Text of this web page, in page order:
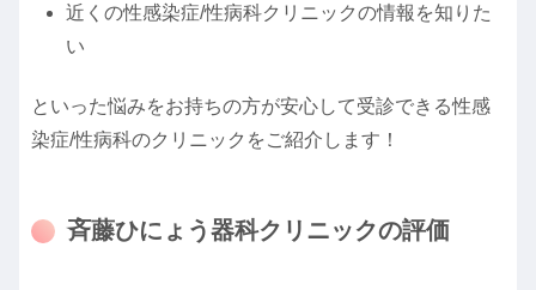
近くの性感染症/性病科クリニックの情報を知りた
い
といった悩みをお持ちの方が安心して受診できる性感
染症/性病科のクリニックをご紹介します！
斉藤ひにょう器科クリニックの評価